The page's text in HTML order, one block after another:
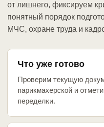
от лишнего, фиксируем
понятный порядок
МЧС, охране труда и
Что уже готово
Проверим текущую
парикмахерской и
переделки.